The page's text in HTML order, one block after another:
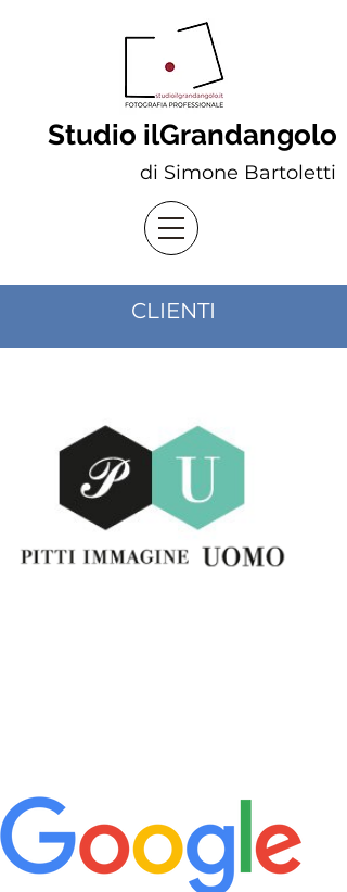
Studio ilGrandangolo
di Simone Bartoletti
CLIENTI